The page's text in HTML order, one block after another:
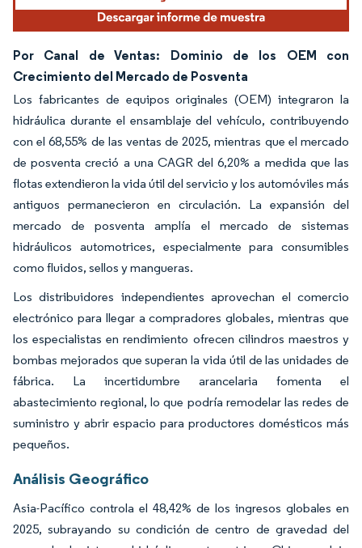
Por Canal de Ventas: Dominio de los OEM con
Crecimiento del Mercado de Posventa
Los fabricantes de equipos originales (OEM) integraron la
hidráulica durante el ensamblaje del vehículo, contribuyendo
con el 68,55% de las ventas de 2025, mientras que el mercado
de posventa creció a una CAGR del 6,20% a medida que las
flotas extendieron la vida útil del servicio y los automóviles más
antiguos permanecieron en circulación. La expansión del
mercado de posventa amplía el mercado de sistemas
hidráulicos automotrices, especialmente para consumibles
como fluidos, sellos y mangueras.
Los distribuidores independientes aprovechan el comercio
electrónico para llegar a compradores globales, mientras que
los especialistas en rendimiento ofrecen cilindros maestros y
bombas mejorados que superan la vida útil de las unidades de
fábrica. La incertidumbre arancelaria fomenta el
abastecimiento regional, lo que podría remodelar las redes de
suministro y abrir espacio para productores domésticos más
pequeños.
Análisis Geográfico
Asia-Pacífico controla el 48,42% de los ingresos globales en
2025, subrayando su condición de centro de gravedad del